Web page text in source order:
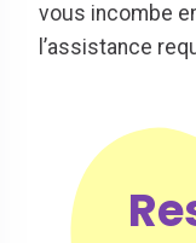
vous incombe
l’assistance